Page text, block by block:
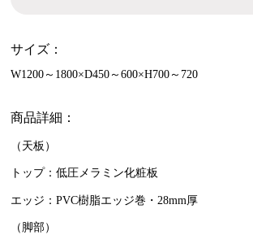
サイズ：
W1200～1800×D450～600×H700～720
商品詳細：
（天板）
トップ：低圧メラミン化粧板
エッジ：PVC樹脂エッジ巻・28mm厚
（脚部）